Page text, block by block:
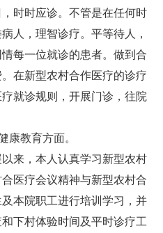
时时应诊。不管是在任何时
人，理智诊疗。平等待人，
每一位就诊的患者。做到合
在新型农村合作医疗的诊疗
就诊规则，开展门诊，往院
康教育方面。
来，本人认真学习新型农村
医疗会议精神与新型农村合
本院职工进行培训学习，并
下村体验时间及平时诊疗工